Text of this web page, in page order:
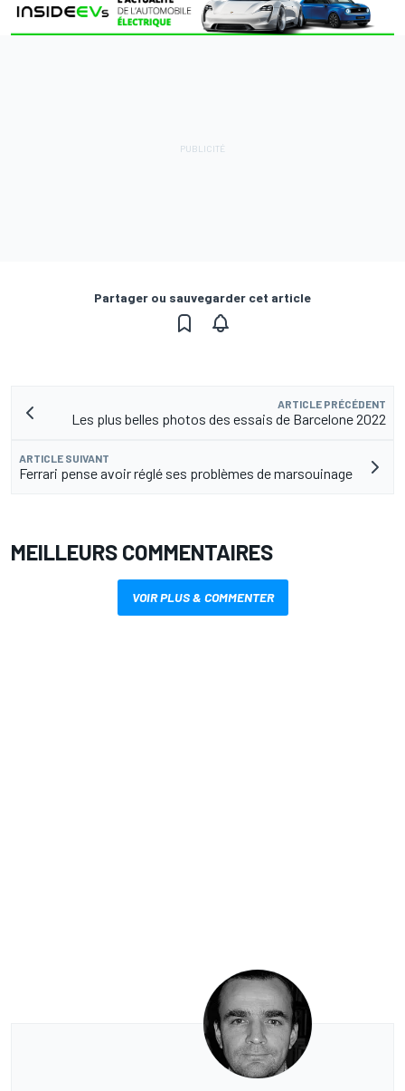
Partager ou sauvegarder cet article
ARTICLE PRÉCÉDENT
Les plus belles photos des essais de Barcelone 2022
ARTICLE SUIVANT
Ferrari pense avoir réglé ses problèmes de marsouinage
MEILLEURS COMMENTAIRES
VOIR PLUS & COMMENTER